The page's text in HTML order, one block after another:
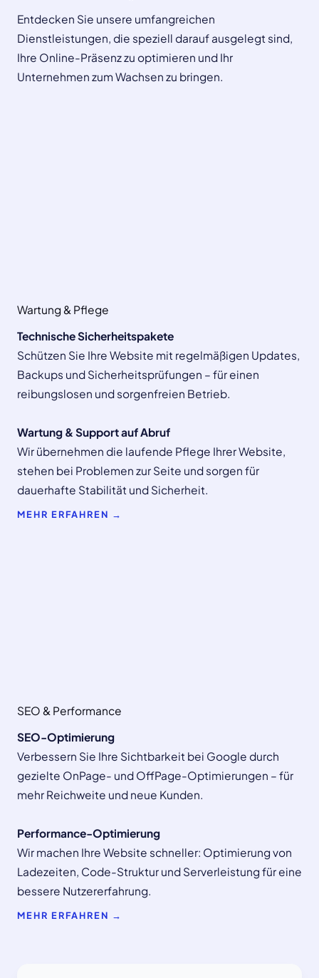
Entdecken Sie unsere umfangreichen
Dienstleistungen, die speziell darauf ausgelegt sind,
Ihre Online-Präsenz zu optimieren und Ihr
Unternehmen zum Wachsen zu bringen.
Wartung & Pflege
Technische Sicherheitspakete
Schützen Sie Ihre Website mit regelmäßigen Updates,
Backups und Sicherheitsprüfungen – für einen
reibungslosen und sorgenfreien Betrieb.
Wartung & Support auf Abruf
Wir übernehmen die laufende Pflege Ihrer Website,
stehen bei Problemen zur Seite und sorgen für
dauerhafte Stabilität und Sicherheit.
MEHR ERFAHREN →
SEO & Performance
SEO-Optimierung
Verbessern Sie Ihre Sichtbarkeit bei Google durch
gezielte OnPage- und OffPage-Optimierungen – für
mehr Reichweite und neue Kunden.
Performance-Optimierung
Wir machen Ihre Website schneller: Optimierung von
Ladezeiten, Code-Struktur und Serverleistung für eine
bessere Nutzererfahrung.
MEHR ERFAHREN →